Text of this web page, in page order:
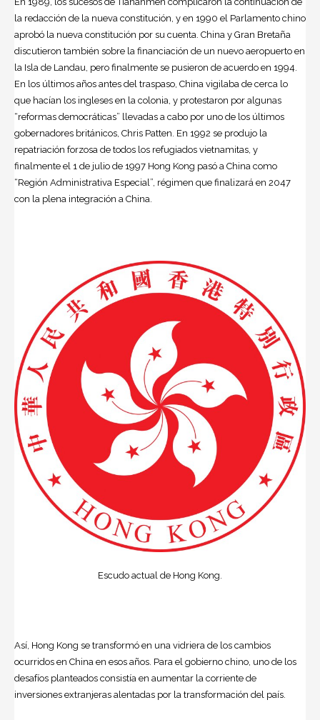
la redacción de la nueva constitución, y en 1990 el Parlamento chino
aprobó la nueva constitución por su cuenta. China y Gran Bretaña
discutieron también sobre la financiación de un nuevo aeropuerto en
la Isla de Landau, pero finalmente se pusieron de acuerdo en 1994.
En los últimos años antes del traspaso, China vigilaba de cerca lo
que hacían los ingleses en la colonia, y protestaron por algunas
“reformas democráticas” llevadas a cabo por uno de los últimos
gobernadores británicos, Chris Patten. En 1992 se produjo la
repatriación forzosa de todos los refugiados vietnamitas, y
finalmente el 1 de julio de 1997 Hong Kong pasó a China como
“Región Administrativa Especial”, régimen que finalizará en 2047
con la plena integración a China.
Escudo actual de Hong Kong.
Así, Hong Kong se transformó en una vidriera de los cambios
ocurridos en China en esos años. Para el gobierno chino, uno de los
desafíos planteados consistía en aumentar la corriente de
inversiones extranjeras alentadas por la transformación del país.